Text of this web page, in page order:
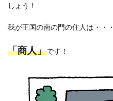
しょう！
我が王国の南の門の住人は・・・
「商人」です！